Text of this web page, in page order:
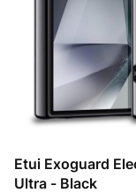
Etui Exoguard
Ultra - Black